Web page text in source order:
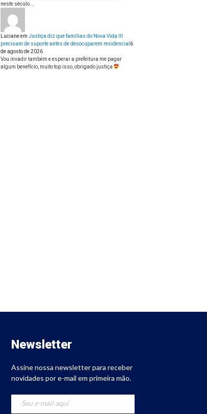
neste século.…
Lucianeem Justiça diz que famílias do Nova Vida III
precisam de suporte antes de desocuparem residencial 6
de agosto de 2026
Vou invadir também e esperar a prefeitura me pagar
algum benefício, muito top isso, obrigado justiça
Newsletter
Assine nossa newsletter para receber
novidades por e-mail em primeira mão.